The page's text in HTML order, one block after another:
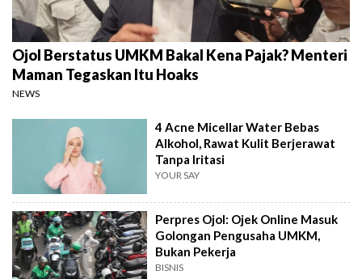
Ojol Berstatus UMKM Bakal Kena Pajak? Menteri
Maman Tegaskan Itu Hoaks
NEWS
4 Acne Micellar Water Bebas
Alkohol, Rawat Kulit Berjerawat
Tanpa Iritasi
YOUR SAY
Perpres Ojol: Ojek Online Masuk
Golongan Pengusaha UMKM,
Bukan Pekerja
BISNIS